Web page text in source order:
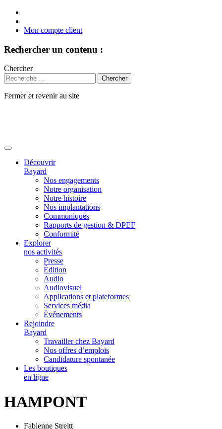
Mon compte client
Rechercher un contenu :
Chercher
Fermer et revenir au site
Découvrir
Bayard
Nos engagements
Notre organisation
Notre histoire
Nos implantations
Communiqués
Rapports de gestion & DPEF
Conformité
Explorer
nos activités
Presse
Édition
Audio
Audiovisuel
Applications et plateformes
Services média
Événements
Rejoindre
Bayard
Travailler chez Bayard
Nos offres d’emplois
Candidature spontanée
Les boutiques
en ligne
HAMPONT
Fabienne Streitt